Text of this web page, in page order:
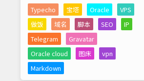
Typecho 宝塔 Oracle
VPS
做饭
域名 脚本 SEO
IP
Telegram
Gravatar
Oracle cloud
图床
vpn
Markdown